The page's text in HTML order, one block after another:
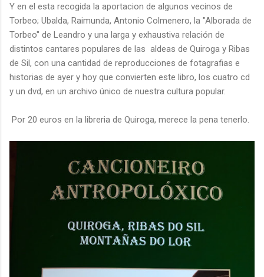
Y en el esta recogida la aportacion de algunos vecinos de
Torbeo; Ubalda, Raimunda, Antonio Colmenero, la "Alborada de
Torbeo" de Leandro y una larga y exhaustiva relación de
distintos cantares populares de las aldeas de Quiroga y Ribas
de Sil, con una cantidad de reproducciones de fotagrafias e
historias de ayer y hoy que convierten este libro, los cuatro cd
y un dvd, en un archivo único de nuestra cultura popular.
Por 20 euros en la libreria de Quiroga, merece la pena tenerlo.